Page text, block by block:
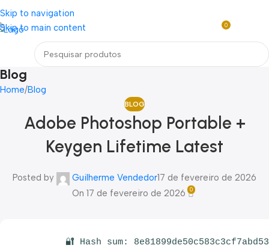
Skip to navigation
Skip to main content
Loja mundial online de Obras de Arte Exclusivas
0
Blog
Home Blog
BLOG
Adobe Photoshop Portable +
Keygen Lifetime Latest
Posted by Guilherme Vendedor17 de fevereiro de 2026
On 17 de fevereiro de 2026
0
🔐 Hash sum: